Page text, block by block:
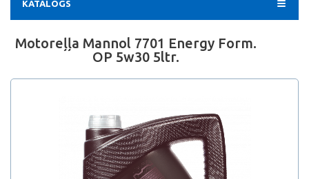
KATALOGS
Motoreļļa Mannol 7701 Energy Form.
OP 5w30 5ltr.